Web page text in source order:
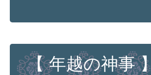
【 年越の神事 】